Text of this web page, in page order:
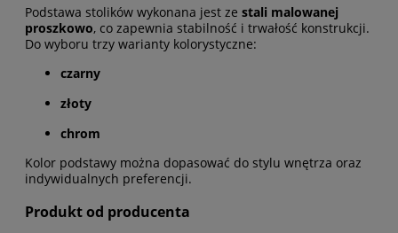
Podstawa stolików wykonana jest ze stali malowanej
proszkowo, co zapewnia stabilność i trwałość konstrukcji.
Do wyboru trzy warianty kolorystyczne:
czarny
złoty
chrom
Kolor podstawy można dopasować do stylu wnętrza oraz
indywidualnych preferencji.
Produkt od producenta